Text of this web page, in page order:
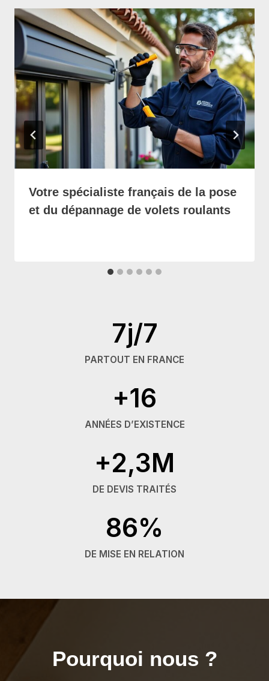
Votre spécialiste français de la pose
et du dépannage de volets roulants
7j/7
PARTOUT EN FRANCE
+16
ANNÉES D’EXISTENCE
+2,3M
DE DEVIS TRAITÉS
86%
DE MISE EN RELATION
Pourquoi nous ?